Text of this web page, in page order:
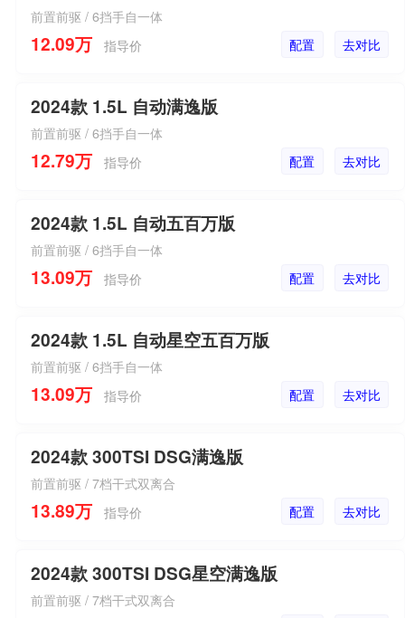
前置前驱 / 6挡手自一体
12.09万 指导价 去对比
配置
2024款 1.5L 自动满逸版
前置前驱 / 6挡手自一体
12.79万 指导价 去对比
配置
2024款 1.5L 自动五百万版
前置前驱 / 6挡手自一体
13.09万 指导价 去对比
配置
2024款 1.5L 自动星空五百万版
前置前驱 / 6挡手自一体
13.09万 指导价 去对比
配置
2024款 300TSI DSG满逸版
前置前驱 / 7档干式双离合
13.89万 指导价 去对比
配置
2024款 300TSI DSG星空满逸版
前置前驱 / 7档干式双离合